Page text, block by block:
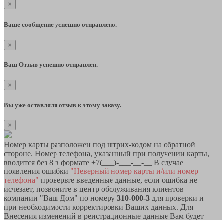
×
Ваше сообщение успешно отправлено.
×
Ваш Отзыв успешно отправлен.
×
Вы уже оставляли отзыв к этому заказу.
×
Номер карты разположен под штрих-кодом на обратной
стороне. Номер телефона, указанный при получении карты,
вводится без 8 в формате +7(___)-___-__-__ В случае
появления ошибки "Неверный номер карты и/или номер
телефона" проверьте введенные данные, если ошибка не
исчезает, позвоните в центр обслуживания клиентов
компании "Ваш Дом" по номеру 310-000-3 для проверки и
при необходимости корректировки Ваших данных. Для
Внесения изменений в реистрационные данные Вам будет